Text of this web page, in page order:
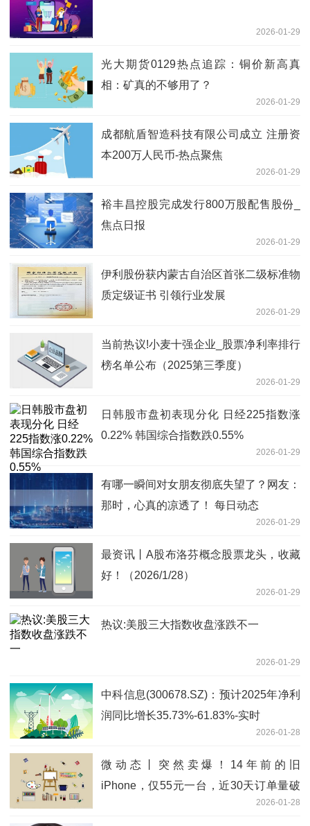
2026-01-29
光大期货0129热点追踪：铜价新高真
相：矿真的不够用了？
2026-01-29
成都航盾智造科技有限公司成立 注册资
本200万人民币-热点聚焦
2026-01-29
裕丰昌控股完成发行800万股配售股份_
焦点日报
2026-01-29
伊利股份获内蒙古自治区首张二级标准物
质定级证书 引领行业发展
2026-01-29
当前热议!小麦十强企业_股票净利率排行
榜名单公布（2025第三季度）
2026-01-29
日韩股市盘初表现分化 日经225指数涨
0.22% 韩国综合指数跌0.55%
2026-01-29
有哪一瞬间对女朋友彻底失望了？网友：
那时，心真的凉透了！ 每日动态
2026-01-29
最资讯丨A股布洛芬概念股票龙头，收藏
好！（2026/1/28）
2026-01-29
热议:美股三大指数收盘涨跌不一
2026-01-29
中科信息(300678.SZ)：预计2025年净利
润同比增长35.73%-61.83%-实时
2026-01-28
微动态丨突然卖爆！14年前的旧
iPhone，仅55元一台，近30天订单量破
十万，网友：可以玩游戏，拍“复古照”
2026-01-28